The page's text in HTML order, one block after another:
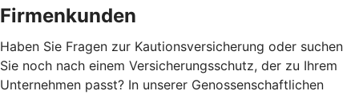
Firmenkunden
Haben Sie Fragen zur Kautionsversicherung oder suchen
Sie noch nach einem Versicherungsschutz, der zu Ihrem
Unternehmen passt? In unserer Genossenschaftlichen